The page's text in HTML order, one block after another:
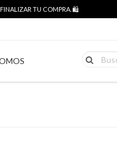
FINALIZAR TU COMPRA. 🛍️